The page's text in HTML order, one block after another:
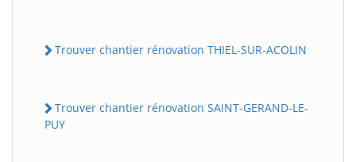
Trouver chantier rénovation THIEL-SUR-ACOLIN
Trouver chantier rénovation SAINT-GERAND-LE-
PUY